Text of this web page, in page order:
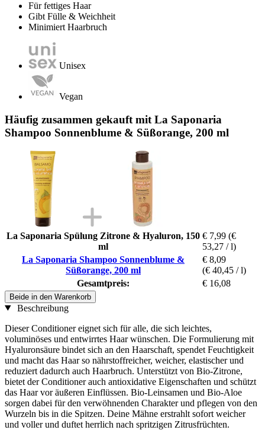
Für fettiges Haar
Gibt Fülle & Weichheit
Minimiert Haarbruch
Unisex
Vegan
Häufig zusammen gekauft mit La Saponaria
Shampoo Sonnenblume & Süßorange, 200 ml
La Saponaria Spülung Zitrone & Hyaluron, 150
ml
€ 7,99 (€
53,27 / l)
La Saponaria Shampoo Sonnenblume &
Süßorange, 200 ml
€ 8,09
(€ 40,45 / l)
Gesamtpreis:
€ 16,08
Beide in den Warenkorb
Beschreibung
Dieser Conditioner eignet sich für alle, die sich leichtes,
voluminöses und entwirrtes Haar wünschen. Die Formulierung mit
Hyaluronsäure bindet sich an den Haarschaft, spendet Feuchtigkeit
und macht das Haar so nährstoffreicher, weicher, elastischer und
reduziert dadurch auch Haarbruch. Unterstützt von Bio-Zitrone,
bietet der Conditioner auch antioxidative Eigenschaften und schützt
das Haar vor äußeren Einflüssen. Bio-Leinsamen und Bio-Aloe
sorgen dabei für den verwöhnenden Charakter und pflegen von den
Wurzeln bis in die Spitzen. Deine Mähne erstrahlt sofort weicher
und voller und duftet herrlich nach spritzigen Zitrusfrüchten.